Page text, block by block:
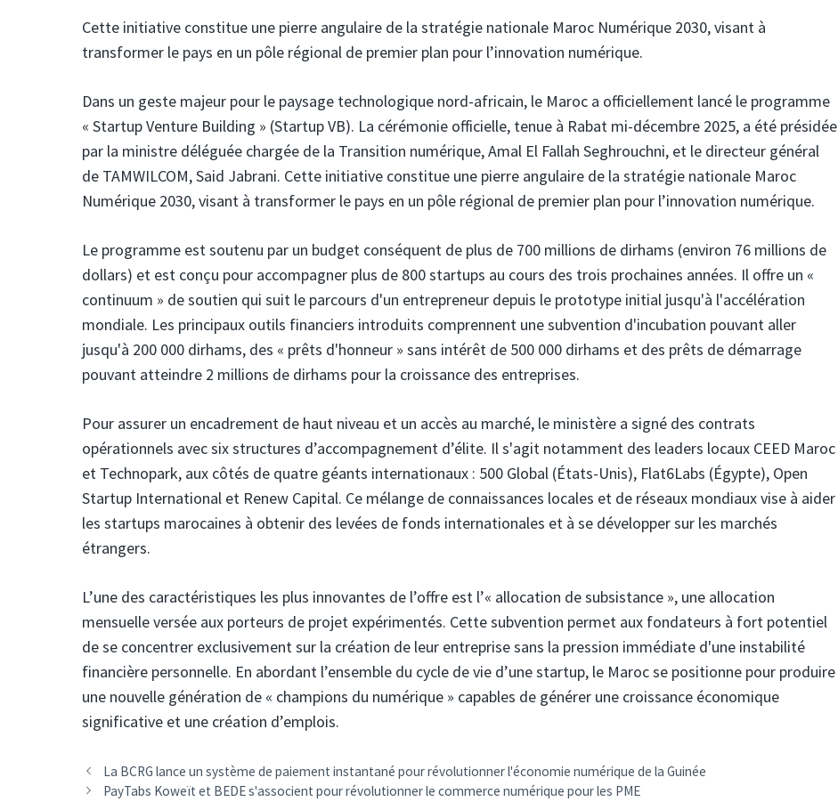
Cette initiative constitue une pierre angulaire de la stratégie nationale Maroc Numérique 2030, visant à
transformer le pays en un pôle régional de premier plan pour l’innovation numérique.
Dans un geste majeur pour le paysage technologique nord-africain, le Maroc a officiellement lancé le programme
« Startup Venture Building » (Startup VB). La cérémonie officielle, tenue à Rabat mi-décembre 2025, a été présidée
par la ministre déléguée chargée de la Transition numérique, Amal El Fallah Seghrouchni, et le directeur général
de TAMWILCOM, Said Jabrani. Cette initiative constitue une pierre angulaire de la stratégie nationale Maroc
Numérique 2030, visant à transformer le pays en un pôle régional de premier plan pour l’innovation numérique.
Le programme est soutenu par un budget conséquent de plus de 700 millions de dirhams (environ 76 millions de
dollars) et est conçu pour accompagner plus de 800 startups au cours des trois prochaines années. Il offre un «
continuum » de soutien qui suit le parcours d'un entrepreneur depuis le prototype initial jusqu'à l'accélération
mondiale. Les principaux outils financiers introduits comprennent une subvention d'incubation pouvant aller
jusqu'à 200 000 dirhams, des « prêts d'honneur » sans intérêt de 500 000 dirhams et des prêts de démarrage
pouvant atteindre 2 millions de dirhams pour la croissance des entreprises.
Pour assurer un encadrement de haut niveau et un accès au marché, le ministère a signé des contrats
opérationnels avec six structures d’accompagnement d’élite. Il s'agit notamment des leaders locaux CEED Maroc
et Technopark, aux côtés de quatre géants internationaux : 500 Global (États-Unis), Flat6Labs (Égypte), Open
Startup International et Renew Capital. Ce mélange de connaissances locales et de réseaux mondiaux vise à aider
les startups marocaines à obtenir des levées de fonds internationales et à se développer sur les marchés
étrangers.
L’une des caractéristiques les plus innovantes de l’offre est l’« allocation de subsistance », une allocation
mensuelle versée aux porteurs de projet expérimentés. Cette subvention permet aux fondateurs à fort potentiel
de se concentrer exclusivement sur la création de leur entreprise sans la pression immédiate d'une instabilité
financière personnelle. En abordant l’ensemble du cycle de vie d’une startup, le Maroc se positionne pour produire
une nouvelle génération de « champions du numérique » capables de générer une croissance économique
significative et une création d’emplois.
Navigation
des
La BCRG lance un système de paiement instantané pour révolutionner l'économie numérique de la Guinée
PayTabs Koweït et BEDE s'associent pour révolutionner le commerce numérique pour les PME